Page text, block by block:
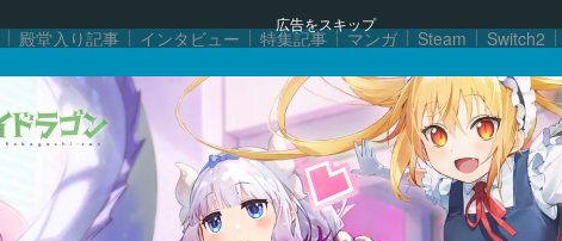
広告をスキップ
殿堂入り記事 インタビュー 特集記事 マンガ Steam Switch2